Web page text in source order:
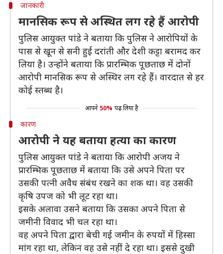
जानकारी
मानसिक रूप से अस्थित लग रहे हैं आरोपी
पुलिस आयुक्त पांडे ने बताया कि पुलिस ने आरोपियों के
पास से खून से सनी हुई दरांती और देशी कट्टा बरामद कर
लिया है। उन्होंने बताया कि प्रारम्भिक पूछताछ में दोनों
आरोपी मानसिक रूप से अस्थिर लग रहे हैं। वारदात से हर
कोई स्तब्ध है।
आपने 50% पढ़ लिया है
कारण
आरोपी ने यह बताया हत्या का कारण
पुलिस आयुक्त पांडे ने बताया कि आरोपी अजय ने
प्रारम्भिक पूछताछ में बताया कि उसे अपने पिता पर
उसकी पत्नी अवैध संबंध रखने का शक था। वह उसकी
कृषि उपज को भी लूट रहा था।
इसके अलावा उसने बताया कि उसका अपने पिता से
जमीनी विवाद भी चल रहा था।
वह अपने पिता द्वारा बेची गई जमीन के रुपयों में हिस्सा
मांग रहा था, लेकिन वह उसे नहीं दे रहा था। इससे दुखी